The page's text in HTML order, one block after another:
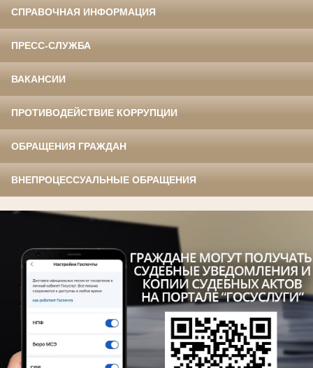
СПРАВОЧНАЯ ИНФОРМАЦИЯ
ПРЕСС-СЛУЖБА
ВАКАНСИИ
ПРОТИВОДЕЙСТВИЕ КОРРУПЦИИ
ОБРАЩЕНИЯ ГРАЖДАН
ВНЕПРОЦЕССУАЛЬНЫЕ ОБРАЩЕНИЯ